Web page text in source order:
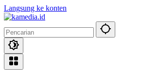
Langsung ke konten